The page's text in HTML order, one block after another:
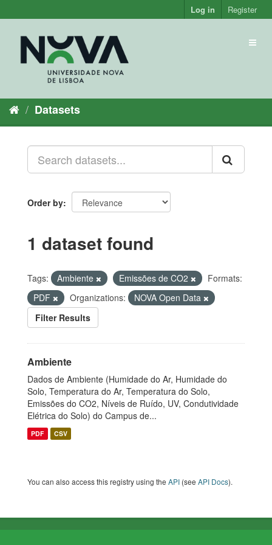
to
Log in Register
Datasets
Order by
1 dataset found
Tags: Ambiente Emissões de CO2
Formats:
PDF
Organizations:
NOVA Open Data
Filter Results
Ambiente
Dados de Ambiente (Humidade do Ar, Humidade do
Solo, Temperatura do Ar, Temperatura do Solo,
Emissões do CO2, Níveis de Ruído, UV, Condutividade
Elétrica do Solo) do Campus de...
PDF CSV
You can also access this registry using the API (see API Docs).